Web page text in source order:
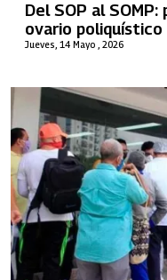
Jueves, 14 Mayo , 2026
Del SOP al
ovario poliquístico